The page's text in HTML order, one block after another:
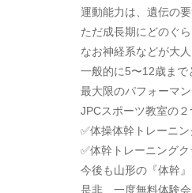
運動能力は、遺伝の要
ただ成長期にどのぐ
なお神経系などが大
一般的に5〜12歳まで
最大限のパフォーマ
JPCスポーツ教室の２
✅体操体幹トレーニ
✅体幹トレーニング
今後も山形の『体幹
是非、一度無料体験